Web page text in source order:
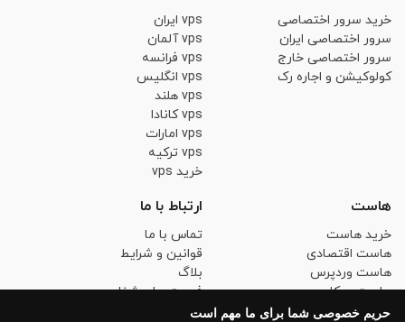
حریم خصوصی شما برای ما مهم است
خرید سرور اختصاصی
سرور اختصاصی ایران
سرور اختصاصی خارج
کولوکیشن و اجاره رک
vps ایران
vps آلمان
vps فرانسه
vps انگلیس
vps هلند
vps کانادا
vps امارات
vps ترکیه
خرید vps
هاست
خرید هاست
هاست اقتصادی
هاست وردپرس
هاست ووکامرس
هاست لینوکس حرفه ای
ارتباط با ما
تماس با ما
قوانین و شرایط
بلاگ
فرصت های شغلی
حریم خصوصی